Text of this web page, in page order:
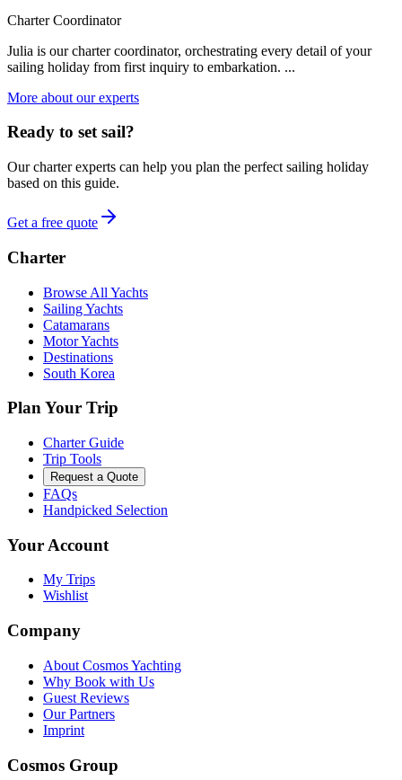
Charter Coordinator
Julia is our charter coordinator, orchestrating every detail of your
sailing holiday from first inquiry to embarkation. ...
More about our experts
Ready to set sail?
Our charter experts can help you plan the perfect sailing holiday
based on this guide.
Get a free quote
Charter
Browse All Yachts
Sailing Yachts
Catamarans
Motor Yachts
Destinations
South Korea
Plan Your Trip
Charter Guide
Trip Tools
Request a Quote
FAQs
Handpicked Selection
Your Account
My Trips
Wishlist
Company
About Cosmos Yachting
Why Book with Us
Guest Reviews
Our Partners
Imprint
Cosmos Group